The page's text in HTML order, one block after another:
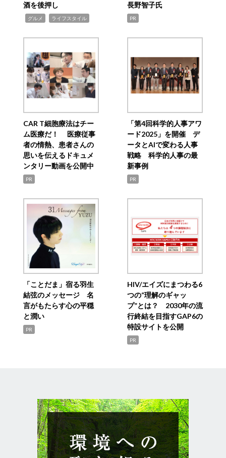
酒を後押し
グルメ ライフスタイル
長野智子氏
PR
CAR T細胞療法はチー
ム医療だ！ 医療従事
者の情熱、患者さんの
思いを伝えるドキュメ
ンタリー動画を公開中
PR
「第4回科学的人事アワ
ード2025」を開催 デ
ータとAIで変わる人事
戦略 科学的人事の最
新事例
PR
「ことだま」宿る羽生
結弦のメッセージ 名
言がもたらす心の平穏
と潤い
PR
HIV/エイズにまつわる6
つの“理解のギャッ
プ”とは？ 2030年の流
行終結を目指すGAP6の
特設サイトを公開
PR